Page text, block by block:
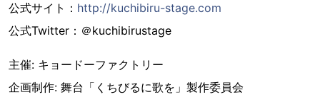
公式サイト： http://kuchibiru-stage.com
公式Twitter：＠kuchibirustage
主催: キョードーファクトリー
企画制作: 舞台「くちびるに歌を」製作委員会